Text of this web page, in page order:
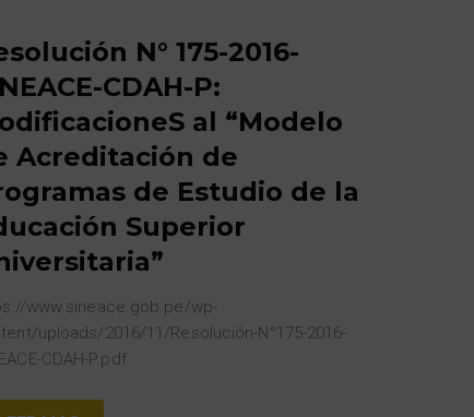
N° 175-2016-
CDAH-P:
al “Modelo
Acreditación de
de Estudio de la
Superior
www.sineace.gob.pe/wp-
uploads/2016/11/Resolución-N°175-2016-
CDAH-P.pdf